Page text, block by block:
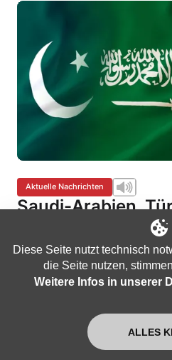
Aktuelle Nachrichten
Saudi-Arabien,
Pakistan
Diese Seite nutzt technisch
die Seite nutzen,
Weitere Infos in unserer
ALLES